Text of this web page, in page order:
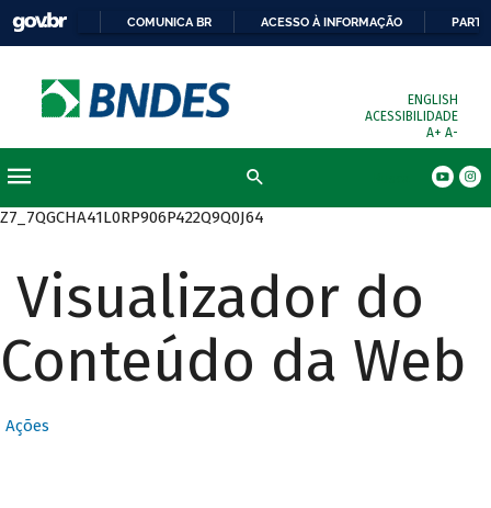
COMUNICA BR ACESSO À INFORMAÇÃO
ENGLISH
ACESSIBILIDADE
A+ A-
Z7_7QGCHA41L0RP906P422Q9Q0J64
Visualizador do
Conteúdo da Web
Ações